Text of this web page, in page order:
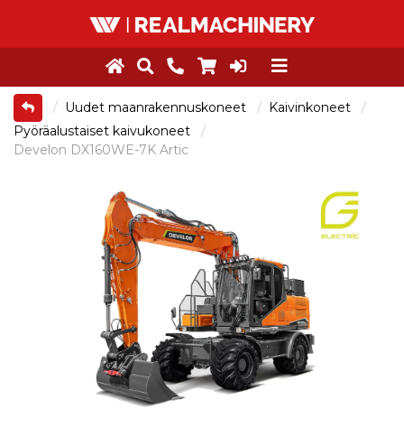
Uudet maanrakennuskoneet
Kaivinkoneet
Pyöräalustaiset kaivukoneet
Develon DX160WE-7K Artic